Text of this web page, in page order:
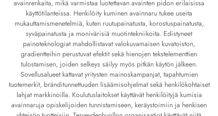
avainrenkaita, mikä varmistaa luotettavan avainten pidon erilaisissa
käyttötilanteissa. Henkilöity kuminen avainnaru tukee useita
mukauttamismenetelmiä, kuten ruutupainatusta, korostuspainatusta,
syväpainatusta ja monivärisiä muotintekniikoita. Edistyneet
painoteknologiat mahdollistavat valokuvamaisen kuvatoiston,
gradientteihin perustuvat efektit sekä hienojen tekstelementtien
tulostamisen, joiden selkeys säilyy myös pitkän käytön jälkeen.
Sovellusalueet kattavat yritysten mainoskampanjat, tapahtumien
tuotemerkit, bränditunnettuuden lisäämisohjelmat sekä henkilökohtaiset
lahjat markkinoilla. Koulutuslaitokset käyttävät henkilöityjä kumisia
avainnaruja opiskelijoiden tunnistamiseen, keräystoimiin ja henkisen